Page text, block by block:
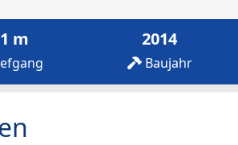
m 2014
Baujahr